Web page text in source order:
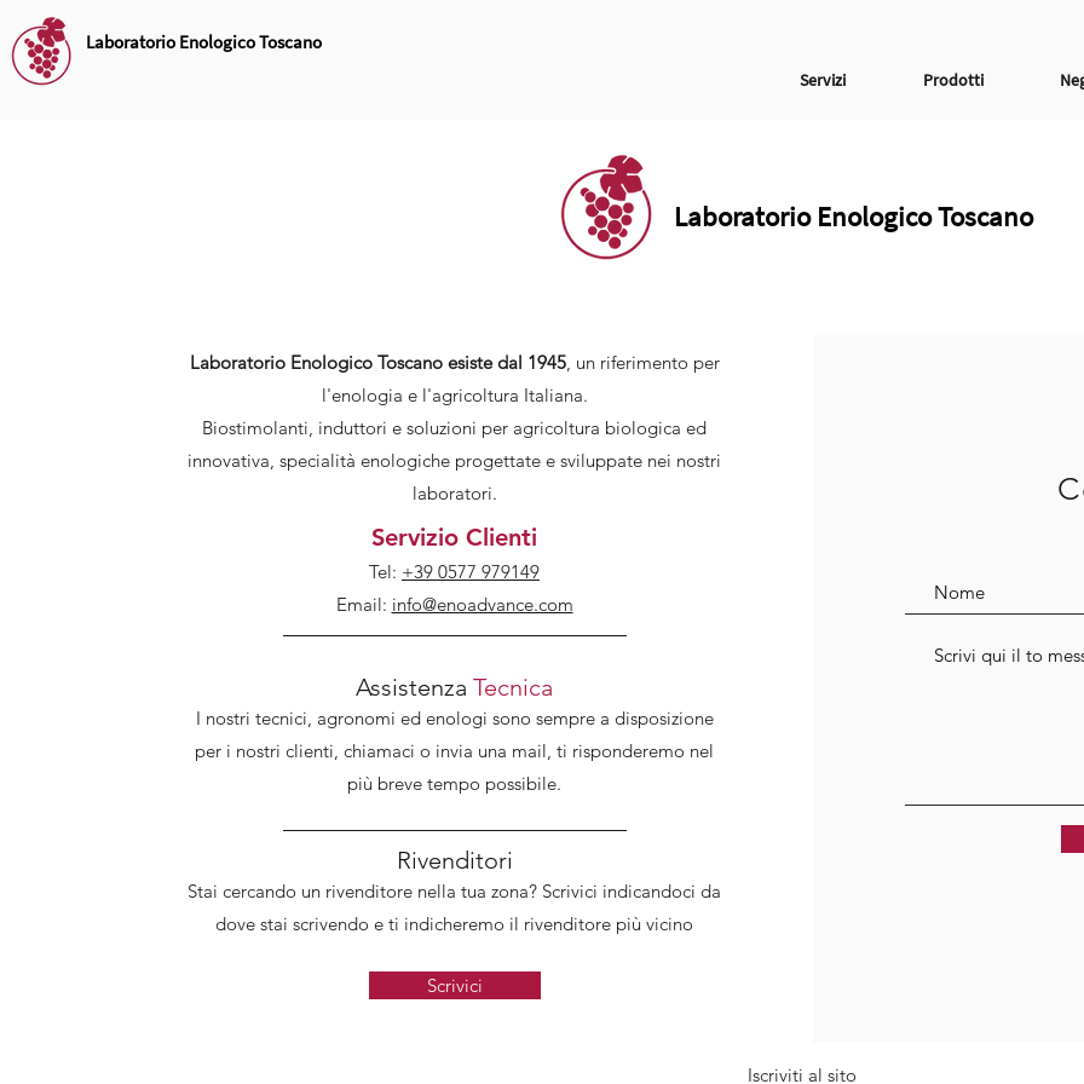
Laboratorio Enologico Toscano
Servizi Prodotti
Laboratorio Enologico Toscano
Laboratorio Enologico Toscano esiste dal 1945, un riferimento per
l'enologia e l'agricoltura Italiana.
Biostimolanti, induttori e soluzioni per agricoltura biologica ed
innovativa, specialità enologiche progettate e sviluppate nei nostri
laboratori.
Servizio Clienti
Tel: +39 0577 979149
Email: info@enoadvance.com
Assistenza Tecnica
I nostri tecnici, agronomi ed enologi sono sempre a disposizione
per i nostri clienti, chiamaci o invia una mail, ti risponderemo nel
più breve tempo possibile.
Rivenditori
Stai cercando un rivenditore nella tua zona? Scrivici indicandoci da
dove stai scrivendo e ti indicheremo il rivenditore più vicino
Scrivici
Iscriviti al sito